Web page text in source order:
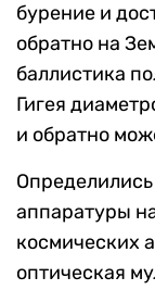
бурение и
обратно на
баллистика
Гигея
и обратно
аппаратуры
космических
оптическая